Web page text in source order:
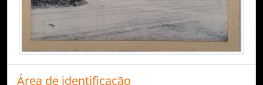
Área de identificação